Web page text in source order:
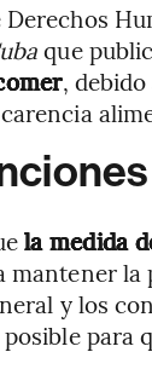
que
,
la medida
y los
para